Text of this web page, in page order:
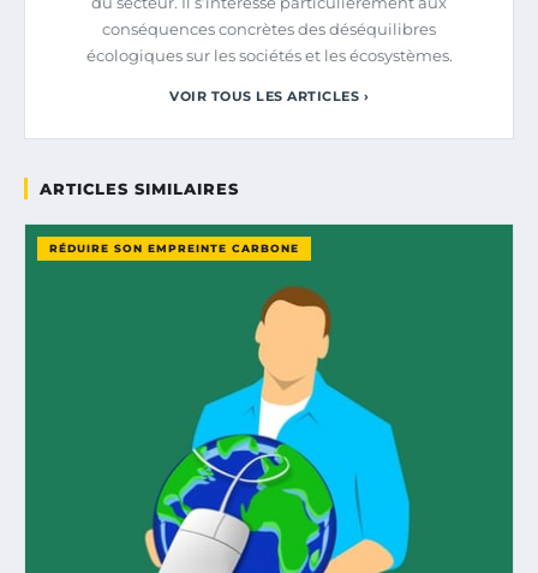
conséquences concrètes des déséquilibres
écologiques sur les sociétés et les écosystèmes.
VOIR TOUS LES ARTICLES ›
ARTICLES SIMILAIRES
RÉDUIRE SON EMPREINTE CARBONE